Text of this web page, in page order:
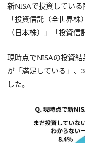
新NISAで投資している
「投資信託（全世界
（日本株）」「投資信
現時点でNISAの投資
が「満足している」、
した。